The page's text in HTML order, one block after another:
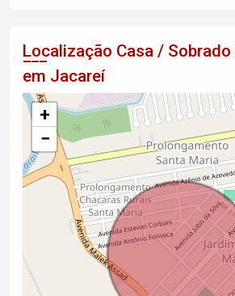
Localização Casa /
em Jacareí
+
−